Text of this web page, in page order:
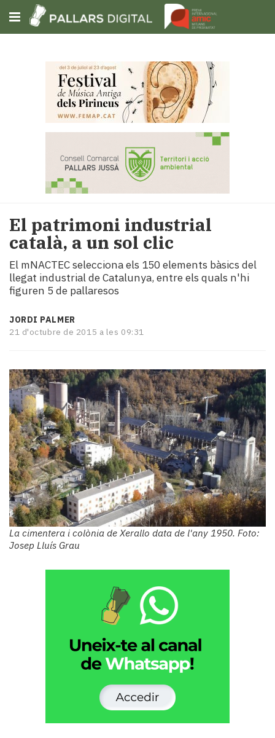
Subscriu-t'hi
Portada
Societat
Política
i
Economia
i
turisme
Cultura
Esports
TV
i
mitjans
El
temps
Reportatges
Entrevistes
Enquestes
A
escena!
Dis
la
teva!
Subscriptors
El patrimoni industrial
català, a un sol clic
El mNACTEC selecciona els 150 elements bàsics del
llegat industrial de Catalunya, entre els quals n'hi
figuren 5 de pallaresos
JORDI PALMER
21 d'octubre de 2015 a les 09:31
La cimentera i colònia de Xerallo data de l'any 1950. Foto:
Josep Lluís Grau